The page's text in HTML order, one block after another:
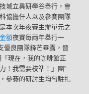
城立異研學谷舉行，會
協擔任人以及參賽團隊
本次年夜賽主辦單元之
額夜賽每兩年舉行一
優良團隊鋒芒畢露，晉
現在，我的咖啡館正
！我需要校準！」團”
參賽的研討生均勻駐扎